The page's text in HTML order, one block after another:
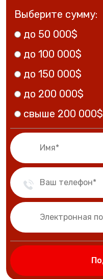
Выберите сумму:
до 50 000$
до 100 000$
до 150 000$
до 200 000$
свыше 200 000$